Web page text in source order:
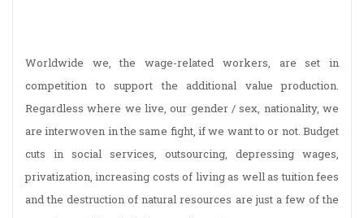
Worldwide we, the wage-related workers, are set in
competition to support the additional value production.
Regardless where we live, our gender / sex, nationality, we
are interwoven in the same fight, if we want to or not. Budget
cuts in social services, outsourcing, depressing wages,
privatization, increasing costs of living as well as tuition fees
and the destruction of natural resources are just a few of the